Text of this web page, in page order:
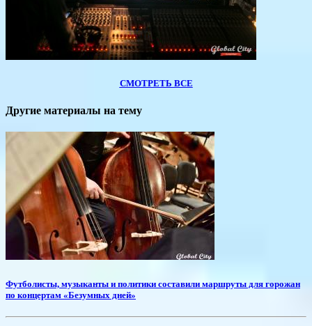
СМОТРЕТЬ ВСЕ
Другие материалы на тему
Футболисты, музыканты и политики составили маршруты для горожан
по концертам «Безумных дней»